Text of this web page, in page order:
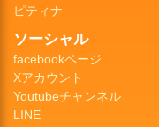
ピティナ
ソーシャル
facebookページ
Xアカウント
Youtubeチャンネル
LINE